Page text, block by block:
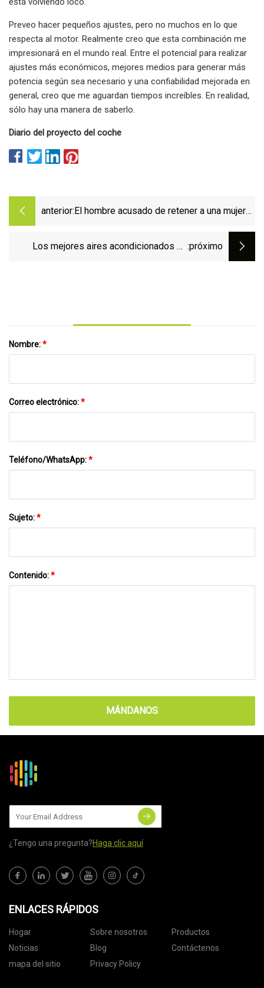
Preveo hacer pequeños ajustes, pero no muchos en lo que
respecta al motor. Realmente creo que esta combinación me
impresionará en el mundo real. Entre el potencial para realizar
ajustes más económicos, mejores medios para generar más
potencia según sea necesario y una confiabilidad mejorada en
general, creo que me aguardan tiempos increíbles. En realidad,
sólo hay una manera de saberlo.
Diario del proyecto del coche
anterior: El hombre acusado de retener a una mujer
escapar de su celda, dicen las autoridades
Los mejores aires acondicionados de :próximo
Nombre:*
Correo electrónico:*
Teléfono/WhatsApp:*
Sujeto:*
Contenido:*
MÁNDANOS
¿Tengo una pregunta?Haga clic aquí
ENLACES RÁPIDOS
Hogar Sobre nosotros
Productos
Noticias
Blog
Contáctenos
mapa del sitio
Privacy Policy